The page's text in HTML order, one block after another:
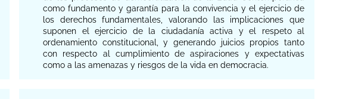
como fundamento y garantía para la convivencia y el ejercicio de
los derechos fundamentales, valorando las implicaciones que
suponen el ejercicio de la ciudadanía activa y el respeto al
ordenamiento constitucional, y generando juicios propios tanto
con respecto al cumplimiento de aspiraciones y expectativas
como a las amenazas y riesgos de la vida en democracia.